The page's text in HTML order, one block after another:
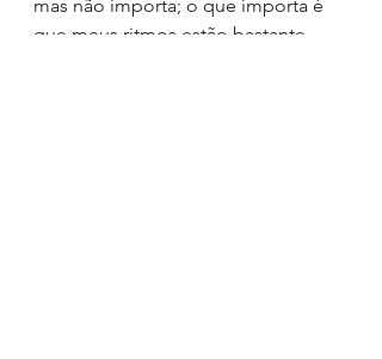
mas não importa; o que importa é
que meus ritmos estão bastante